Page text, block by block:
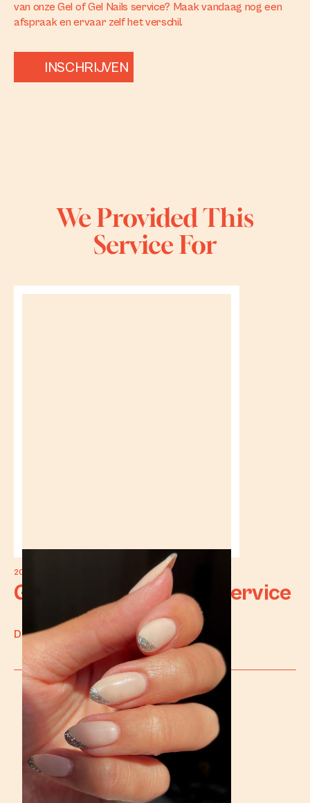
van onze Gel of Gel Nails service? Maak vandaag nog een
afspraak en ervaar zelf het verschil.
INSCHRIJVEN
We Provided This
Service For
Gel met Acrylpoeder Service
2023
DISCOVER WORK